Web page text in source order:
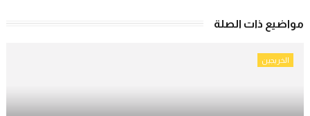
مواضيع ذات الصلة
الخريجين